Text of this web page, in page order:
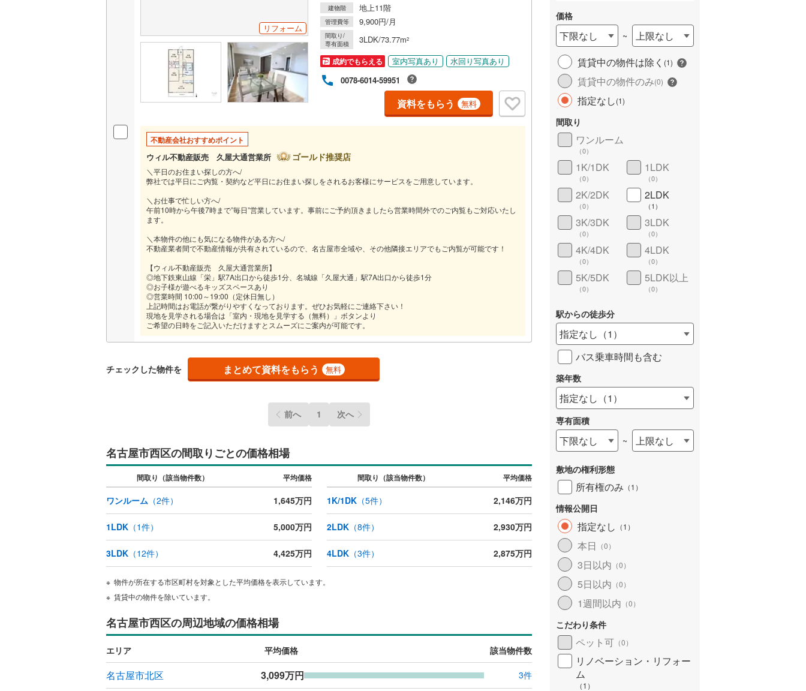
リフォーム
建物階 地上11階
管理費等 9,900円/月
間取り/
専有面積
3LDK/73.77m2
成約でもらえる 室内写真あり
水回り写真あり
0078-6014-59951
資料をもらう 無料
不動産会社おすすめポイント
ウィル不動産販売 久屋大通営業所 ゴールド推奨店
＼平日のお住まい探しの方へ/
弊社では平日にご内覧・契約など平日にお住まい探しをされるお客様にサービスをご用意しています。
＼お仕事で忙しい方へ/
午前10時から午後7時まで”毎日”営業しています。事前にご予約頂きましたら営業時間外でのご内覧もご対応いたし
ます。
＼本物件の他にも気になる物件がある方へ/
不動産業者間で不動産情報が共有されているので、名古屋市全域や、その他隣接エリアでもご内覧が可能です！
【ウィル不動産販売 久屋大通営業所】
◎地下鉄東山線「栄」駅7A出口から徒歩1分、名城線「久屋大通」駅7A出口から徒歩1分
◎お子様が遊べるキッズスペースあり
◎営業時間 10:00～19:00（定休日無し）
上記時間はお電話が繋がりやすくなっております。ぜひお気軽にご連絡下さい！
現地を見学される場合は「室内・現地を見学する（無料）」ボタンより
ご希望の日時をご記入いただけますとスムーズにご案内が可能です。
チェックした物件を まとめて資料をもらう 無料
前へ 1 次へ
名古屋市西区の間取りごとの価格相場
間取り（該当物件数） 平均価格 間取り（該当物件数） 平均価格
ワンルーム （2件） 1,645万円 1K/1DK（5件） 2,146万円
1LDK （1件） 5,000万円 2LDK（8件） 2,930万円
3LDK （12件） 4,425万円 4LDK（3件） 2,875万円
物件が所在する市区町村を対象とした平均価格を表示しています。
賃貸中の物件を除いています。
名古屋市西区の周辺地域の価格相場
エリア 平均価格 該当物件数
名古屋市北区 3,099万円 3件
価格
下限なし ~
上限なし
賃貸中の物件は除く (1)
賃貸中の物件のみ(0)
指定なし(1)
間取り
ワンルーム
（0）
1K/1DK
（0）
1LDK
（0）
2K/2DK
（0）
2LDK
（1 ）
3K/3DK
（0）
3LDK
（0）
4K/4DK
（0）
4LDK
（0）
5K/5DK
（0）
5LDK以上
（0）
駅からの徒歩分
指定なし （1 ）
バス乗車時間も含む
築年数
指定なし （1 ）
専有面積
下限なし ~ 上限なし
敷地の権利形態
所有権のみ （1 ）
情報公開日
指定なし （1 ）
本日 （0）
3日以内 （0）
5日以内 （0）
1週間以内 （0）
こだわり条件
ペット可 （0）
リノベーション・リフォー
ム
（1 ）
独立型キッチン（0
浴室
浴室乾燥機あり 浴室に窓あり
ルーフバルコニー ワイドバルコニー
収納
（0）
販売、価格、契約、入居関連など
即入居可能
オンライン対応
オンライン内見(相談)可（ 1）
詳しく見る